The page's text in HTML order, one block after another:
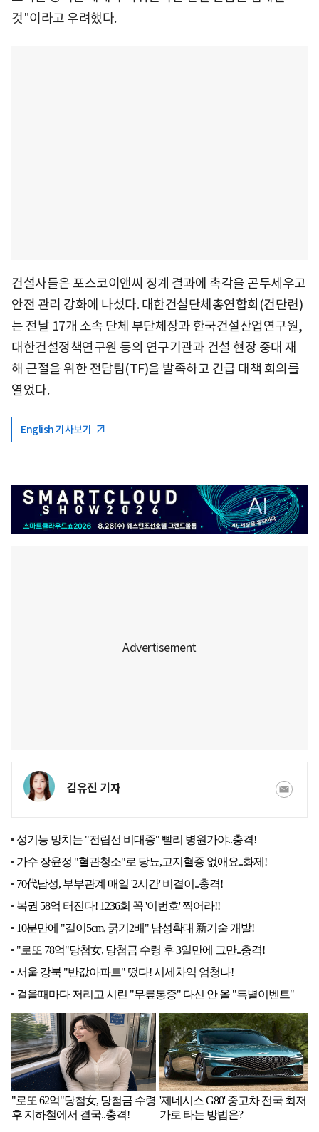
것"이라고 우려했다.
건설사들은 포스코이앤씨 징계 결과에 촉각을 곤두세우고
안전 관리 강화에 나섰다. 대한건설단체총연합회(건단련)
는 전날 17개 소속 단체 부단체장과 한국건설산업연구원,
대한건설정책연구원 등의 연구기관과 건설 현장 중대 재
해 근절을 위한 전담팀(TF)을 발족하고 긴급 대책 회의를
열었다.
English 기사보기
김유진 기자